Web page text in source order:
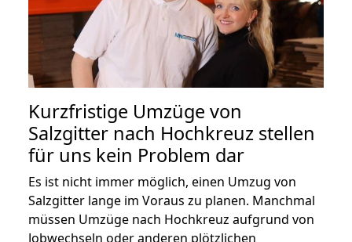
Kurzfristige Umzüge von
Salzgitter nach Hochkreuz stellen
für uns kein Problem dar
Es ist nicht immer möglich, einen Umzug von
Salzgitter lange im Voraus zu planen. Manchmal
müssen Umzüge nach Hochkreuz aufgrund von
Jobwechseln oder anderen plötzlichen